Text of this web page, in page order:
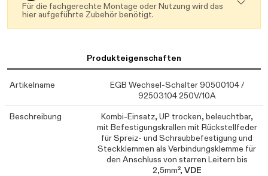
Für die fachgerechte Montage oder Nutzung wird das
hier aufgeführte Zubehör benötigt.
Produkteigenschaften
Artikelname
EGB Wechsel-Schalter 90500104 /
92503104 250V/10A
Beschreibung
Kombi-Einsatz, UP trocken, beleuchtbar,
mit Befestigungskrallen mit Rückstellfeder
für Spreiz- und Schraubbefestigung und
Steckklemmen als Verbindungsklemme für
den Anschluss von starren Leitern bis
2,5mm², VDE